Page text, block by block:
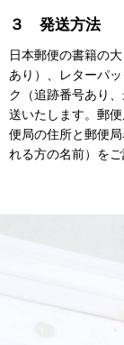
３ 発送方法
日本郵便の書籍の
あり）、レターパ
ク（追跡番号あり
送いたします。郵
便局の住所と郵便
れる方の名前）をご